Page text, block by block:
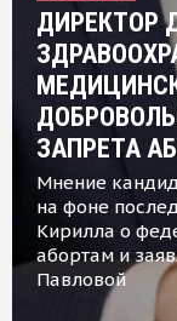
ДИРЕКТОР
ЗАПРЕТА
Мнение
на фоне
Кирилла о
абортам и
Павловой